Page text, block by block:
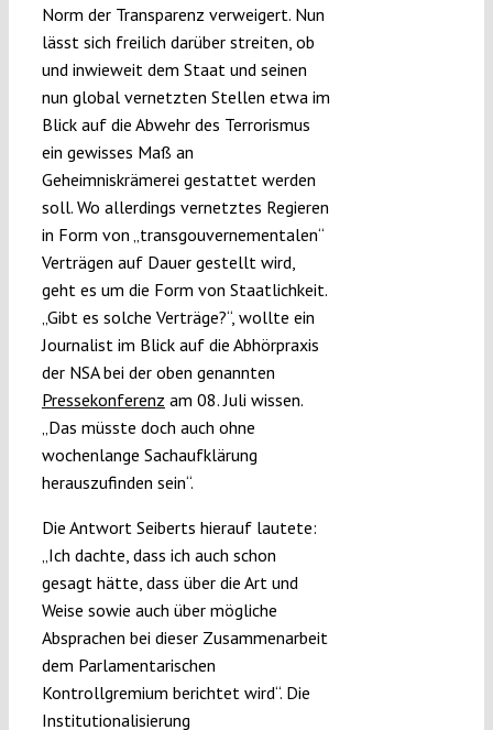
Norm der Transparenz verweigert. Nun
lässt sich freilich darüber streiten, ob
und inwieweit dem Staat und seinen
nun global vernetzten Stellen etwa im
Blick auf die Abwehr des Terrorismus
ein gewisses Maß an
Geheimniskrämerei gestattet werden
soll. Wo allerdings vernetztes Regieren
in Form von „transgouvernementalen“
Verträgen auf Dauer gestellt wird,
geht es um die Form von Staatlichkeit.
„Gibt es solche Verträge?“, wollte ein
Journalist im Blick auf die Abhörpraxis
der NSA bei der oben genannten
Pressekonferenz am 08. Juli wissen.
„Das müsste doch auch ohne
wochenlange Sachaufklärung
herauszufinden sein“.
Die Antwort Seiberts hierauf lautete:
„Ich dachte, dass ich auch schon
gesagt hätte, dass über die Art und
Weise sowie auch über mögliche
Absprachen bei dieser Zusammenarbeit
dem Parlamentarischen
Kontrollgremium berichtet wird“. Die
Institutionalisierung